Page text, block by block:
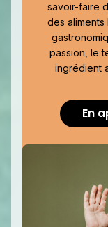
savoir-faire
des
passion, le
ingrédient
En